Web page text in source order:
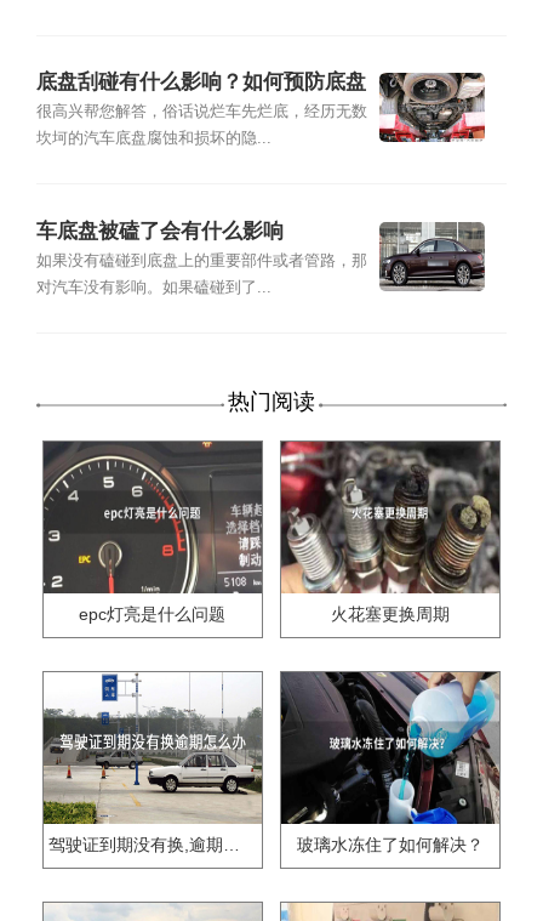
底盘刮碰有什么影响？如何预防底盘
刮碰损坏
很高兴帮您解答，俗话说烂车先烂底，经历无数
坎坷的汽车底盘腐蚀和损坏的隐...
车底盘被磕了会有什么影响
如果没有磕碰到底盘上的重要部件或者管路，那
对汽车没有影响。如果磕碰到了...
热门阅读
epc灯亮是什么问题 火花塞更换周期
驾驶证到期没有换,逾期怎么办?? 玻璃水冻住了如何解决？